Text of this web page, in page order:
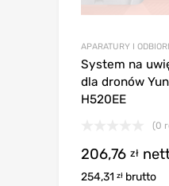
APARATURY I
System na
dla dronów
H520EE
(0
206,76 zł
254,31 zł brutto